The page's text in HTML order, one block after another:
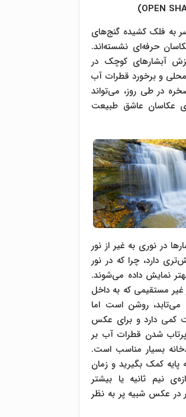
OPEN
)
به فلک کشیده گنج‌های
حرفه‌ای نشسته‌اند.
آبشار‌های کوچک در
و برخورد قطرات آب
در طی روز، می‌تواند
عکاسان عاشق طبیعت
در نوری به غیر از نور
دارد، چرا که در نور
نمایش داده می‌شوند.
مستقیمی که به داخل
می‌تابد، روشن است اما
کمی دارد و برای عکس
شدن قطرات آب بر
بسیار مناسب است.
پایه کمک بگیرید و زمان
نیم ثانیه یا بیشتر
در عکس شبیه پر به نظر